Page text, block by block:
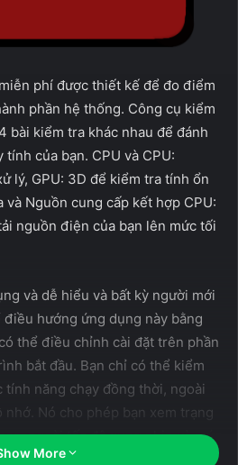
phí được thiết kế để đo điểm
phần hệ thống. Công cụ kiểm
bài kiểm tra khác nhau để đánh
của bạn. CPU và CPU:
lý, GPU: 3D để kiểm tra tính ổn
Nguồn cung cấp kết hợp CPU:
nguồn điện của bạn lên mức tối
và dễ hiểu và bất kỳ người mới
hướng ứng dụng này bằng
thể điều chỉnh cài đặt trên phần
bắt đầu. Bạn chỉ có thể kiểm
tính năng chạy đồng thời, ngoài
nhớ. Nó cho phép bạn xem trạng
ngoài tốc độ xung nhịp và mức
bên cạnh các thống kê
More